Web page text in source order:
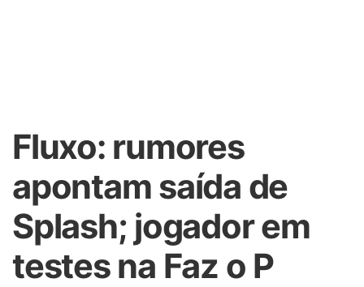
Fluxo: rumores
apontam saída de
Splash; jogador em
testes na Faz o P